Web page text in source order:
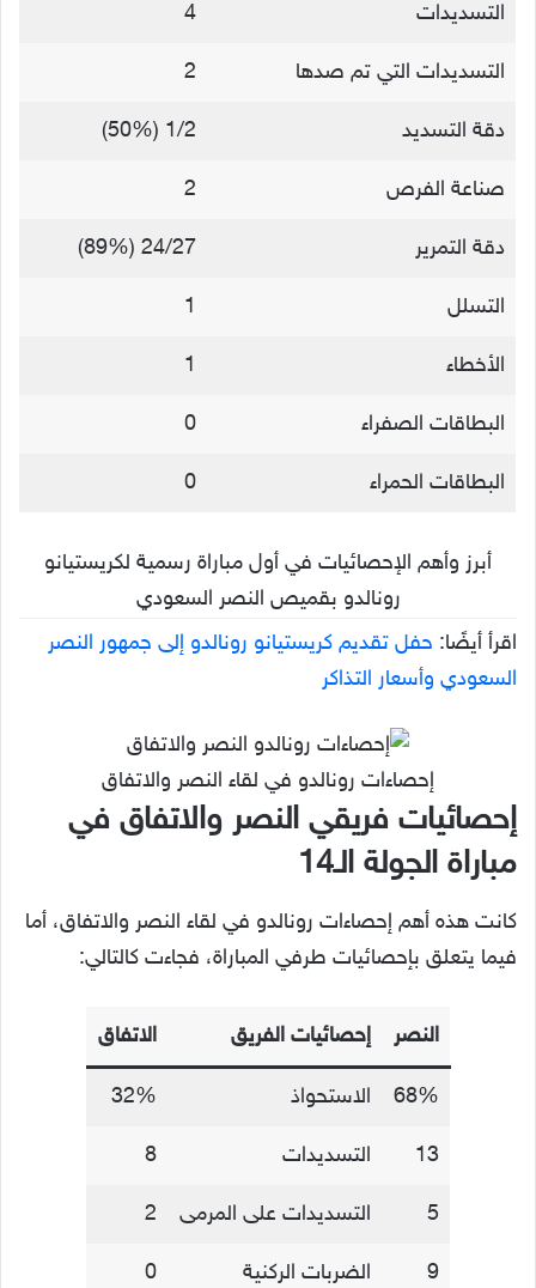
التسديدات 4
التسديدات التي تم صدها 2
دقة التسديد 1/2 (50%)
صناعة الفرص 2
دقة التمرير 24/27 (89%)
التسلل 1
الأخطاء 1
البطاقات الصفراء 0
البطاقات الحمراء 0
أبرز وأهم الإحصائيات في أول مباراة رسمية لكريستيانو
رونالدو بقميص النصر السعودي
اقرأ أيضًا: حفل تقديم كريستيانو رونالدو إلى جمهور النصر
السعودي وأسعار التذاكر
إحصاءات رونالدو في لقاء النصر والاتفاق
إحصائيات فريقي النصر والاتفاق في
مباراة الجولة الـ14
كانت هذه أهم إحصاءات رونالدو في لقاء النصر والاتفاق، أما
فيما يتعلق بإحصائيات طرفي المباراة، فجاءت كالتالي:
النصر إحصائيات الفريق الاتفاق
68% الاستحواذ 32%
13 التسديدات 8
5 التسديدات على المرمى 2
9 الضربات الركنية 0